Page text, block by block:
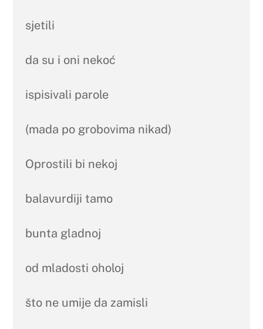
sjetili
da su i oni nekoć
ispisivali parole
(mada po grobovima nikad)
Oprostili bi nekoj
balavurdiji tamo
bunta gladnoj
od mladosti oholoj
što ne umije da zamisli